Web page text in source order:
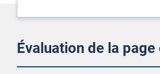
Évaluation de la